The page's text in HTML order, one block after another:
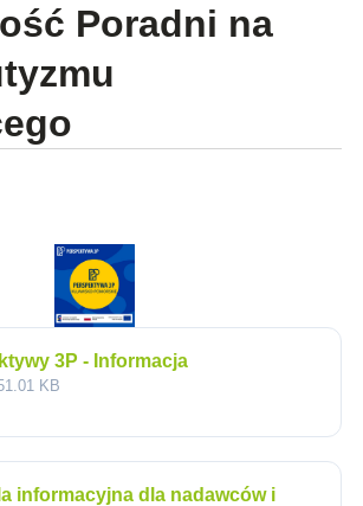
Poradni na
3P - Informacja
KB
informacyjna dla nadawców i